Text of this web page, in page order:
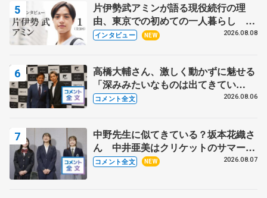
片伊勢武アミンが語る現役続行の理
由、東京での初めての一人暮らし 注
目スケーターの「今」に迫る
インタビュー NEW 2026.08.08
高橋大輔さん、激しく動かずに魅せる
「深みみたいなものは出てきてい
る？」 〝兄さん〟と慕うレジェンド
コメント全文 2026.08.06
中野先生に似てきている？坂本花織さ
ん 中井亜美はクリケットのサマーキ
ャンプに 島田麻央はたくさん試合に
コメント全文 NEW 2026.08.07